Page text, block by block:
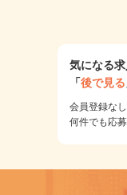
気になる
「後で見る
会員登録なし
何件でも応募